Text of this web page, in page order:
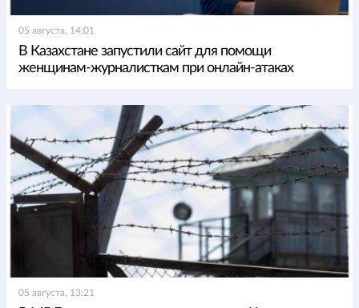
05 августа, 14:01
В Казахстане запустили сайт для помощи
женщинам-журналисткам при онлайн-атаках
05 августа, 13:21